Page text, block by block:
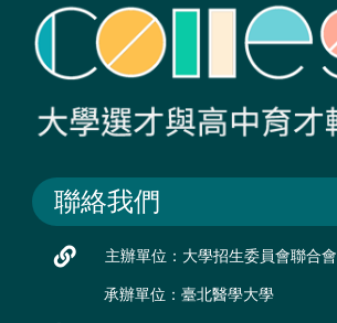
聯絡我們
主辦單位：大學招生委員會聯合會
承辦單位：臺北醫學大學